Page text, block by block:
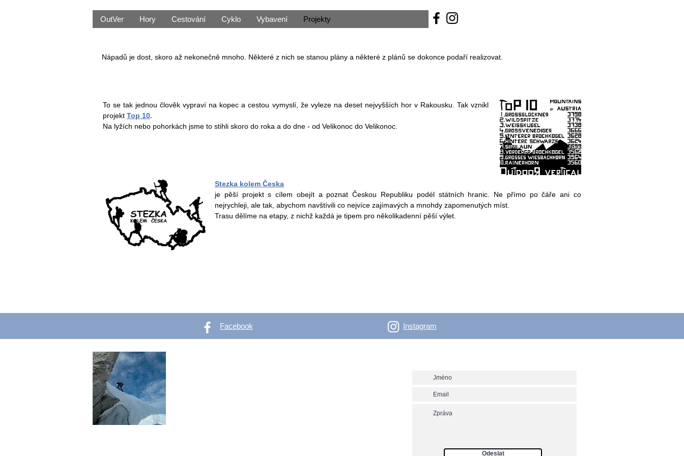
OutVer Hory Cestování Cyklo Vybavení Projekty
Nápadů je dost, skoro až nekonečně mnoho. Některé z nich se stanou plány a některé z plánů se dokonce podaří realizovat.
To se tak jednou člověk vypraví na kopec a cestou vymyslí, že vyleze na deset nejvyšších hor v Rakousku. Tak vznikl
projekt Top 10.
Na lyžích nebo pohorkách jsme to stihli skoro do roka a do dne - od Velikonoc do Velikonoc.
Stezka kolem Česka
je pěší projekt s cílem obejít a poznat Českou Republiku podél státních hranic. Ne přímo po čáře ani co
nejrychleji, ale tak, abychom navštívili co nejvíce zajímavých a mnohdy zapomenutých míst.
Trasu dělíme na etapy, z nichž každá je tipem pro několikadenní pěší výlet.
Facebook Instagram
Odeslat